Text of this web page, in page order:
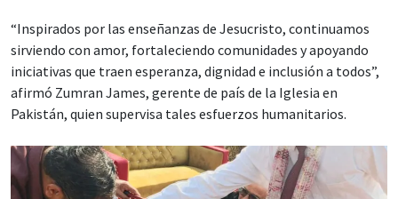
“Inspirados por las enseñanzas de Jesucristo, continuamos
sirviendo con amor, fortaleciendo comunidades y apoyando
iniciativas que traen esperanza, dignidad e inclusión a todos”,
afirmó Zumran James, gerente de país de la Iglesia en
Pakistán, quien supervisa tales esfuerzos humanitarios.